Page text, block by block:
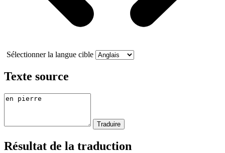
Sélectionner la langue cible
Texte source
Résultat de la traduction